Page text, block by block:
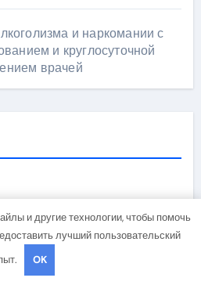
и наркомании с
и круглосуточной
врачей
и другие технологии, чтобы помочь
лучший пользовательский
OK